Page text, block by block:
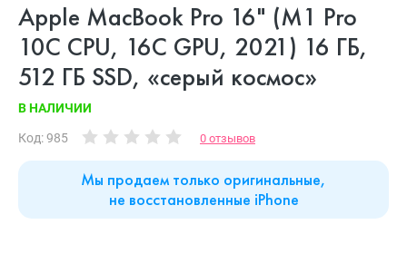
Apple MacBook Pro 16" (M1 Pro
10C CPU, 16C GPU, 2021) 16 ГБ,
512 ГБ SSD, «серый космос»
В НАЛИЧИИ
Код: 985 0 отзывов
Мы продаем только оригинальные,
не восстановленные iPhone